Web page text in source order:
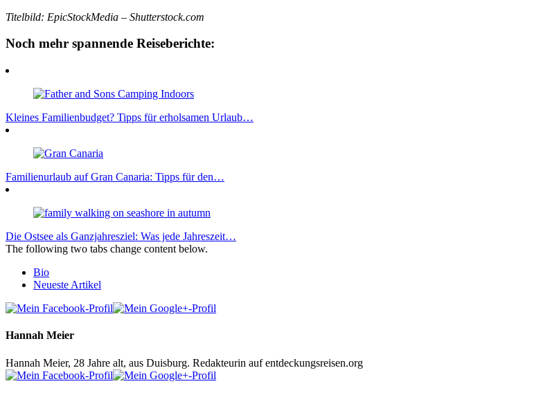
Titelbild: EpicStockMedia – Shutterstock.com
Noch mehr spannende Reiseberichte:
Kleines Familienbudget? Tipps für erholsamen Urlaub…
Familienurlaub auf Gran Canaria: Tipps für den…
Die Ostsee als Ganzjahresziel: Was jede Jahreszeit…
The following two tabs change content below.
Bio
Neueste Artikel
Hannah Meier
Hannah Meier, 28 Jahre alt, aus Duisburg. Redakteurin auf entdeckungsreisen.org